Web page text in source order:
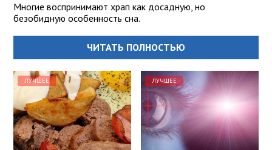
Многие воспринимают храп как досадную, но
безобидную особенность сна.
ЧИТАТЬ ПОЛНОСТЬЮ
ЛУЧШЕЕ ЛУЧШЕЕ